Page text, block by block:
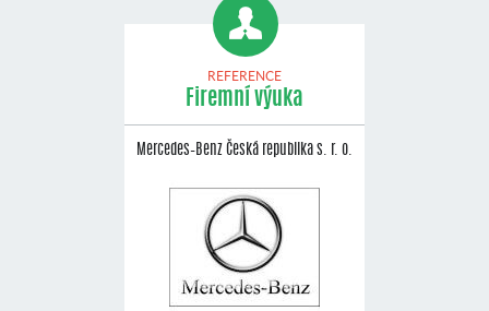
REFERENCE
Firemní výuka
Mercedes–Benz Česká republika s. r. o.